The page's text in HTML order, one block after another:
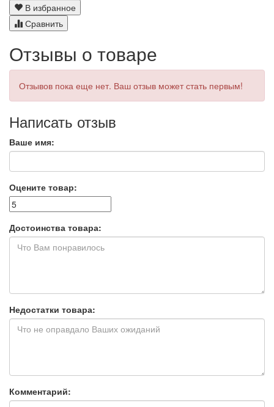
В избранное
Сравнить
Отзывы о товаре
Отзывов пока еще нет. Ваш отзыв может стать первым!
Написать отзыв
Ваше имя:
Оцените товар:
Достоинства товара:
Недостатки товара:
Комментарий: